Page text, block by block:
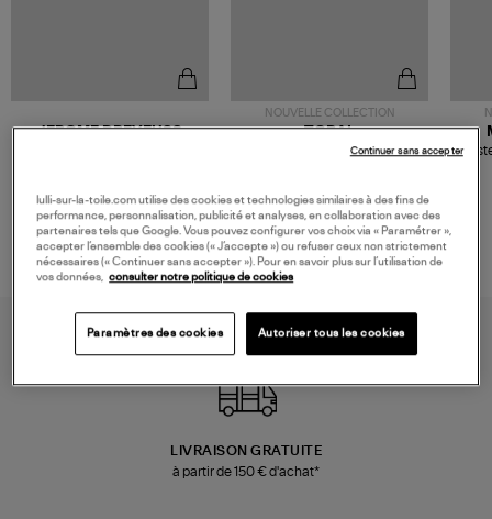
JEROME DREYFUSS
NOUVELLE COLLECTION
TORAL
Mocassins Killian Sport
LIVRAISON GRATUITE
à partir de 150 € d'achat*
lulli-sur-la-toile.com utilise des cookies et technologies similaires à des fins de
performance, personnalisation, publicité et analyses, en collaboration avec des
partenaires tels que Google. Vous pouvez configurer vos choix via « Paramétrer »,
accepter l’ensemble des cookies (« J’accepte ») ou refuser ceux non strictement
nécessaires (« Continuer sans accepter »). Pour en savoir plus sur l’utilisation de
vos données,
consulter notre politique de cookies
Paramètres des cookies Autoriser tous les cookies
Continuer sans accepter